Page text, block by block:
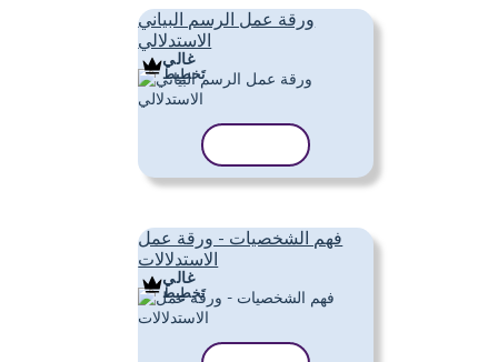
ورقة عمل الرسم البياني
الاستدلالي
غالي
تَخطِيط
فهم الشخصيات - ورقة عمل
الاستدلالات
غالي
تَخطِيط